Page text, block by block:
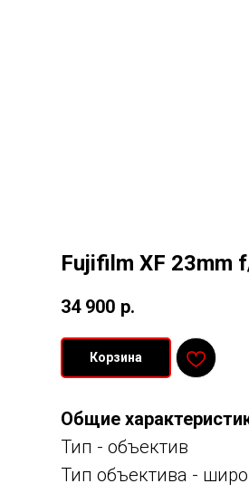
Fujifilm XF 23mm
34 900 р.
Корзина
Общие
Тип - объектив
Тип объектива -